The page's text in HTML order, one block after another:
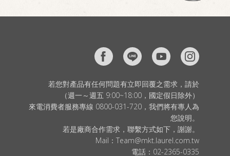
若您對產品有任何問題有立即回覆之需求，請於
（週一～週五 9:00~18:00，國定假日除外）
來電消費者服務專線 0800-031-720，我們將有專人為
您說明。
若是廠商合作需求，聯繫方式如下，謝謝。
Mail： Team@mkt.laurel.com.tw
電話： 02-2365-0335